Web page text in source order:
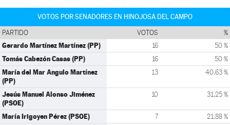
VOTOS POR SENADORES EN HINOJOSA DEL CAMPO
PARTIDO VOTOS %
Gerardo Martínez Martínez (PP) 16 50 %
Tomás Cabezón Casas (PP) 16 50 %
María del Mar Angulo Martínez
(PP)
13 40,63 %
Jesús Manuel Alonso Jiménez
(PSOE)
10 31,25 %
María Irigoyen Pérez (PSOE) 7 21,88 %